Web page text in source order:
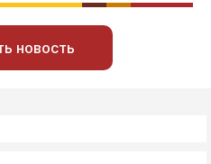
новость